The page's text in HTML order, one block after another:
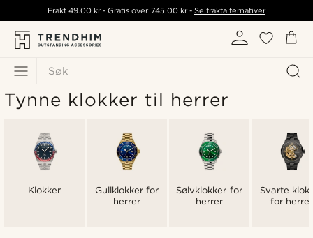
Søk
Frakt49.00 kr - Gratis over 745.00 kr- Se fraktalternativer
Tynne klokker til herrer
Klokker
Gullklokker for
herrer
Sølvklokker for
herrer
Svarte
for herrer